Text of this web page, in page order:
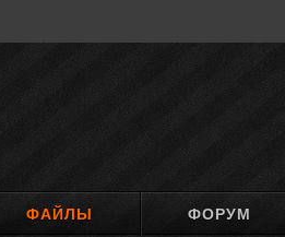
ФАЙЛЫ ФОРУМ